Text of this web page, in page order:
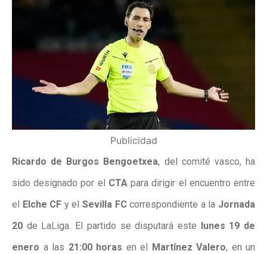
Publicidad
Ricardo de Burgos Bengoetxea, del comité vasco, ha
sido designado por el CTA paradirigir el encuentro entre
el Elche CF y elSevilla FCcorrespondiente a la Jornada
20 de LaLiga . El partido se disputará este lunes 19 de
enero a las 21:00 horas en el Martínez Valero, en un